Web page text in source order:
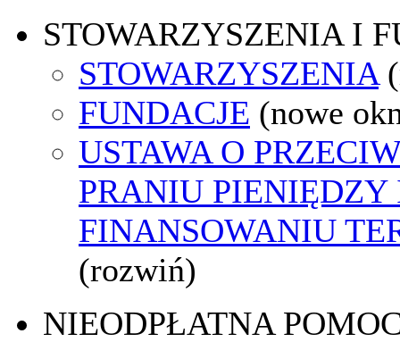
STOWARZYSZENIA I
STOWARZYSZENIA
FUNDACJE (nowe
USTAWA O
PRANIU PIENIĘDZY
FINANSOWANIU
(rozwiń)
NIEODPŁATNA